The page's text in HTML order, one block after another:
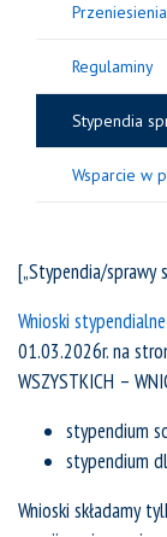
[„Stypendia/sprawy
Wnioski stypendialne
01.03.2026r. na
WSZYSTKICH –
stypendium
stypendium
Wnioski składamy
Regulaminy
Stypendia
Wsparcie w